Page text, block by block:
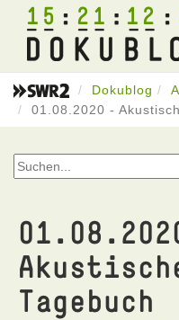
15 21 12
Dokublog
01.08.2020 -
Tagebuch